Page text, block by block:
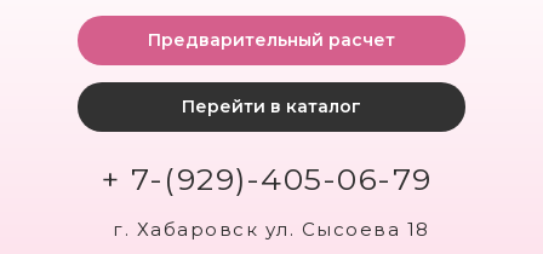
Перейти в каталог
Предварительный расчет
+ 7-(929)-405-06-79
г. Хабаровск ул. Сысоева 18